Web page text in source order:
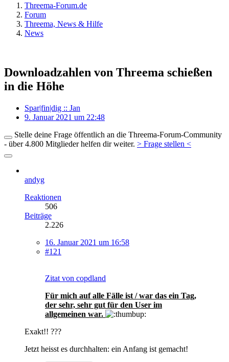
Threema-Forum.de
Forum
Threema, News & Hilfe
News
Downloadzahlen von Threema schießen
in die Höhe
Spar|fin|dig :: Jan
9. Januar 2021 um 22:48
Stelle deine Frage öffentlich an die Threema-Forum-Community
- über 4.800 Mitglieder helfen dir weiter. > Frage stellen <
andyg
Reaktionen
506
Beiträge
2.226
16. Januar 2021 um 16:58
#121
Zitat von copdland
Für mich auf alle Fälle ist / war das ein Tag,
der sehr, sehr gut für den User im
allgemeinen war.
Exakt!! ???
Jetzt heisst es durchhalten: ein Anfang ist gemacht!